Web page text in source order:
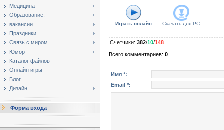
Медицина
Образование.
вакансии
Праздники
Связь с миром.
Юмор
Каталог файлов
Онлайн игры
Блог
Дизайн
Форма входа
Играть онлайн Скачать для PC
Счетчики: 382/10/148
Всего комментариев: 0
Имя *:
Email *: